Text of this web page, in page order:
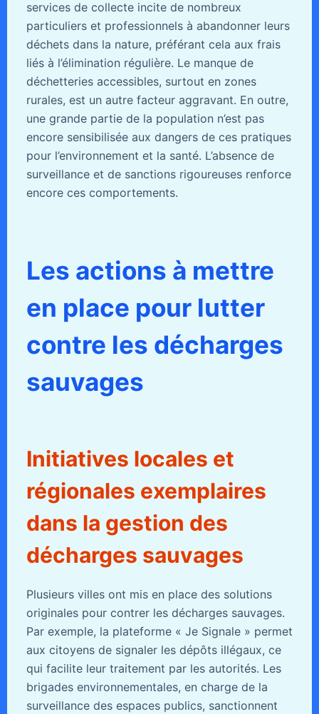
services de collecte incite de nombreux
particuliers et professionnels à abandonner leurs
déchets dans la nature, préférant cela aux frais
liés à l’élimination régulière. Le manque de
déchetteries accessibles, surtout en zones
rurales, est un autre facteur aggravant. En outre,
une grande partie de la population n’est pas
encore sensibilisée aux dangers de ces pratiques
pour l’environnement et la santé. L’absence de
surveillance et de sanctions rigoureuses renforce
encore ces comportements.
Les actions à mettre
en place pour lutter
contre les décharges
sauvages
Initiatives locales et
régionales exemplaires
dans la gestion des
décharges sauvages
Plusieurs villes ont mis en place des solutions
originales pour contrer les décharges sauvages.
Par exemple, la plateforme « Je Signale » permet
aux citoyens de signaler les dépôts illégaux, ce
qui facilite leur traitement par les autorités. Les
brigades environnementales, en charge de la
surveillance des espaces publics, sanctionnent